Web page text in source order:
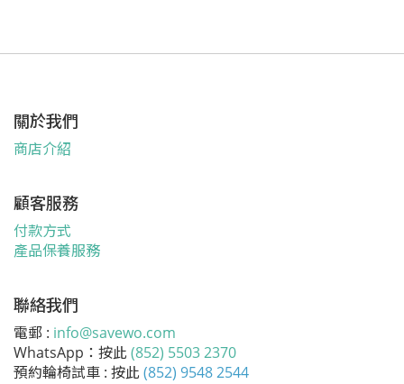
關於我們
商店介紹
顧客服務
付款方式
產品保養服務
聯絡我們
電郵 : info@savewo.com
WhatsApp：按此 (852) 5503 2370
預約輪椅試車 : 按此 (852) 9548 2544